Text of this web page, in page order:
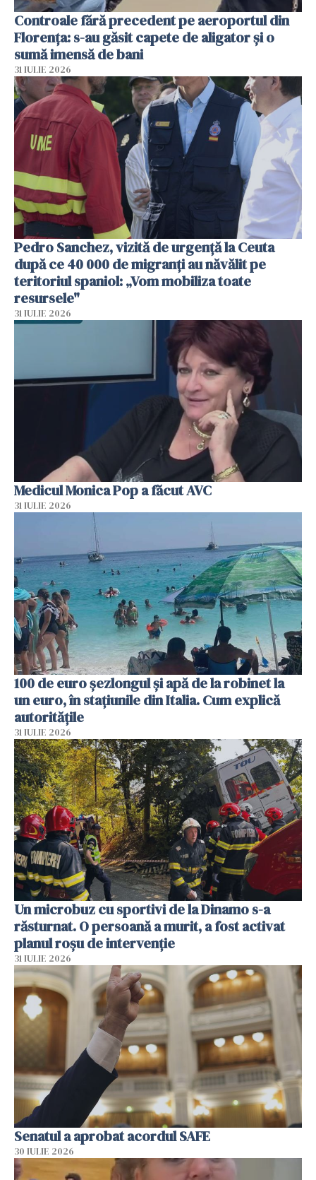
Controale fără precedent pe aeroportul din
Florența: s-au găsit capete de aligator și o
sumă imensă de bani
31 IULIE 2026
Pedro Sanchez, vizită de urgență la Ceuta
după ce 40 000 de migranți au năvălit pe
teritoriul spaniol: „Vom mobiliza toate
resursele"
31 IULIE 2026
Medicul Monica Pop a făcut AVC
31 IULIE 2026
100 de euro șezlongul și apă de la robinet la
un euro, în stațiunile din Italia. Cum explică
autoritățile
31 IULIE 2026
Un microbuz cu sportivi de la Dinamo s-a
răsturnat. O persoană a murit, a fost activat
planul roșu de intervenție
31 IULIE 2026
Senatul a aprobat acordul SAFE
30 IULIE 2026